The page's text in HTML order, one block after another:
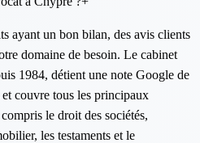
ayant un bon bilan, des avis clients
domaine de besoin. Le cabinet
1984, détient une note Google de
couvre tous les principaux
le droit des sociétés,
les testaments et le